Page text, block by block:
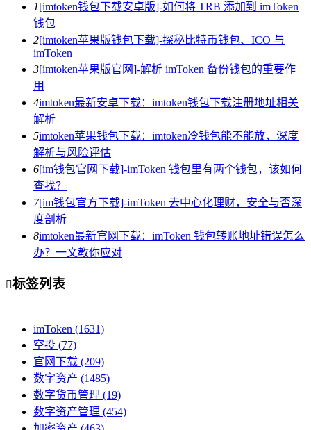
1[imtoken钱包下载安卓版]-如何将 TRB 添加到 imToken
钱包
2[imtoken苹果版钱包下载]-探秘比特币钱包、ICO 与
imToken
3[imtoken苹果版官网]-解析 imToken 备份钱包的重要作
用
4imtoken最新安卓下载：imtoken钱包下载注册地址相关
解析
5imtoken苹果钱包下载：imtoken冷钱包能不能放，深度
解析与风险评估
6[im钱包官网下载]-imToken 钱包里有两个钱包，该如何
查找？
7[im钱包官方下载]-imToken 去中心化理财，安全与否深
度剖析
8imtoken最新官网下载：imToken 钱包转账地址错误怎么
办？一文教你应对
标签列表
imToken (1631)
空投 (77)
官网下载 (209)
数字资产 (1485)
数字货币管理 (19)
数字资产管理 (454)